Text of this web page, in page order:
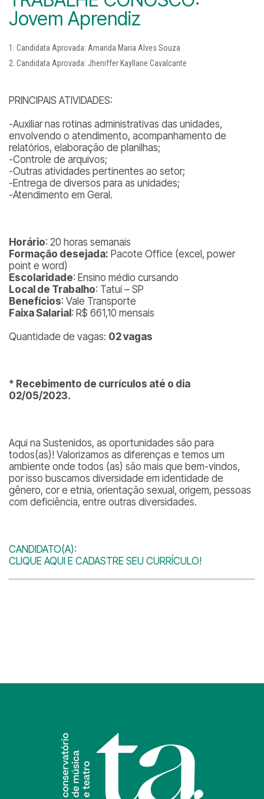
Jovem Aprendiz
Candidata Aprovada: Amanda Maria Alves Souza
Candidata Aprovada: Jheniffer Kayllane Cavalcante
PRINCIPAIS ATIVIDADES:
-Auxiliar nas rotinas administrativas das unidades,
envolvendo o atendimento, acompanhamento de
relatórios, elaboração de planilhas;
-Controle de arquivos;
-Outras atividades pertinentes ao setor;
-Entrega de diversos para as unidades;
-Atendimento em Geral.
Horário: 20 horas semanais
Formação desejada: Pacote Office (excel, power
point e word)
Escolaridade: Ensino médio cursando
Local de Trabalho: Tatuí – SP
Benefícios: Vale Transporte
Faixa Salarial : R$ 661,10 mensais
Quantidade de vagas: 02 vagas
* Recebimento de currículos até o dia
02/05/2023.
Aqui na Sustenidos, as oportunidades são para
todos(as)! Valorizamos as diferenças e temos um
ambiente onde todos (as) são mais que bem-vindos,
por isso buscamos diversidade em identidade de
gênero, cor e etnia, orientação sexual, origem, pessoas
com deficiência, entre outras diversidades.
CANDIDATO(A):
CLIQUE AQUI E CADASTRE SEU CURRÍCULO!